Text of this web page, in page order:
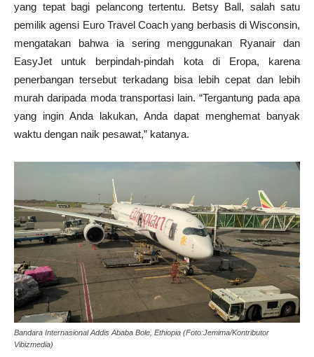
yang tepat bagi pelancong tertentu. Betsy Ball, salah satu
pemilik agensi Euro Travel Coach yang berbasis di Wisconsin,
mengatakan bahwa ia sering menggunakan Ryanair dan
EasyJet untuk berpindah-pindah kota di Eropa, karena
penerbangan tersebut terkadang bisa lebih cepat dan lebih
murah daripada moda transportasi lain. “Tergantung pada apa
yang ingin Anda lakukan, Anda dapat menghemat banyak
waktu dengan naik pesawat,” katanya.
Bandara Internasional Addis Ababa Bole, Ethiopia (Foto:Jemima/Kontributor
Vibizmedia)